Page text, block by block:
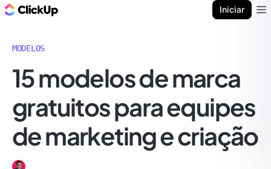
Iniciar
MODELOS
15 modelos de marca
gratuitos para equipes
de marketing e criação